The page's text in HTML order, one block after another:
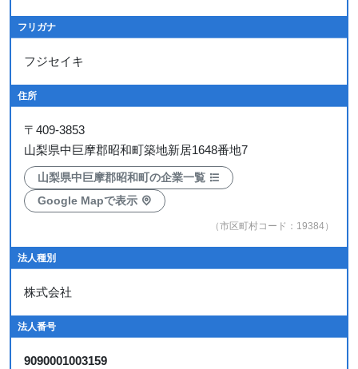
フリガナ
フジセイキ
住所
〒 409-3853
山梨県中巨摩郡昭和町築地新居1648番地7
山梨県中巨摩郡昭和町の企業一覧
Google Mapで表示
（市区町村コード：19384）
法人種別
株式会社
法人番号
9090001003159